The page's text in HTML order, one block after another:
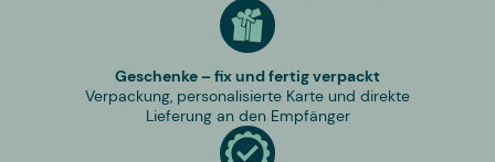
Geschenke – fix und fertig verpackt
Verpackung, personalisierte Karte und direkte
Lieferung an den Empfänger